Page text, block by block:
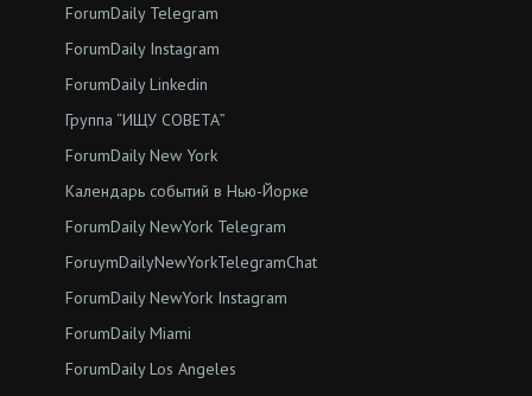
ForumDaily Telegram
ForumDaily Instagram
ForumDaily Linkedin
Группа “ИЩУ СОВЕТА”
ForumDaily New York
Календарь событий в Нью-Йорке
ForumDaily NewYork Telegram
ForuymDailyNewYorkTelegramChat
ForumDaily NewYork Instagram
ForumDaily Miami
ForumDaily Los Angeles